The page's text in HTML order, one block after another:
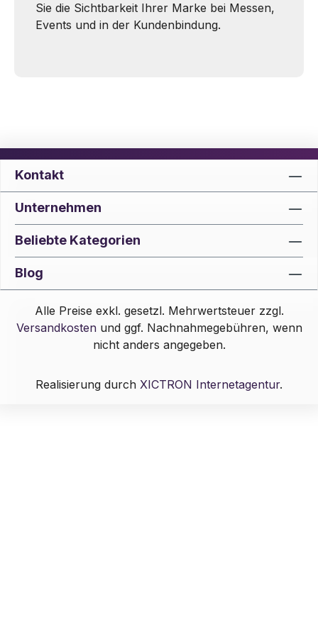
Sie die Sichtbarkeit Ihrer Marke bei Messen,
Events und in der Kundenbindung.
Kontakt
Unternehmen
Beliebte Kategorien
Blog
Alle Preise exkl. gesetzl. Mehrwertsteuer zzgl.
Versandkostenund ggf. Nachnahmegebühren, wenn
nicht anders angegeben.
Realisierung durch XICTRON Internetagentur.